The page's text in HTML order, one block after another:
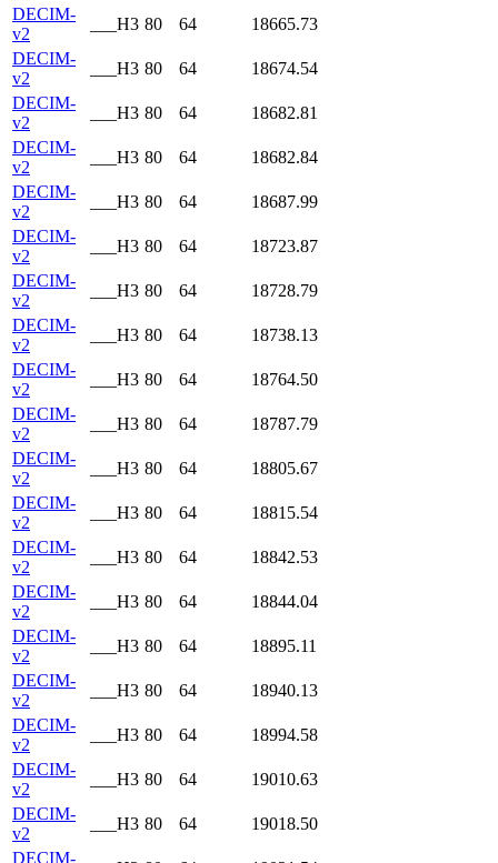
DECIM-
v2
___H3 80 64
18665.73
DECIM-
v2
___H3 80 64
18674.54
DECIM-
v2
___H3 80 64
18682.81
DECIM-
v2
___H3 80 64
18682.84
DECIM-
v2
___H3 80 64
18687.99
DECIM-
v2
___H3 80 64
18723.87
DECIM-
v2
___H3 80 64
18728.79
DECIM-
v2
___H3 80 64
18738.13
DECIM-
v2
___H3 80 64
18764.50
DECIM-
v2
___H3 80 64
18787.79
DECIM-
v2
___H3 80 64
18805.67
DECIM-
v2
___H3 80 64
18815.54
DECIM-
v2
___H3 80 64
18842.53
DECIM-
v2
___H3 80 64
18844.04
DECIM-
v2
___H3 80 64
18895.11
DECIM-
v2
___H3 80 64
18940.13
DECIM-
v2
___H3 80 64
18994.58
DECIM-
v2
___H3 80 64
19010.63
DECIM-
v2
___H3 80 64
19018.50
DECIM-